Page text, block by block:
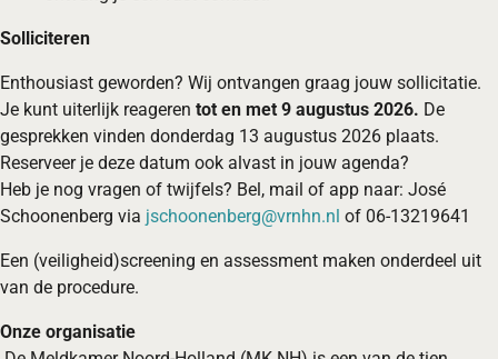
Solliciteren
Enthousiast geworden? Wij ontvangen graag jouw sollicitatie.
Je kunt uiterlijk reageren tot en met 9 augustus 2026. De
gesprekken vinden donderdag 13 augustus 2026 plaats.
Reserveer je deze datum ook alvast in jouw agenda?
Heb je nog vragen of twijfels? Bel, mail of app naar: José
Schoonenberg via jschoonenberg@vrnhn.nl of 06-13219641
Een (veiligheid)screening en assessment maken onderdeel uit
van de procedure.
Onze organisatie